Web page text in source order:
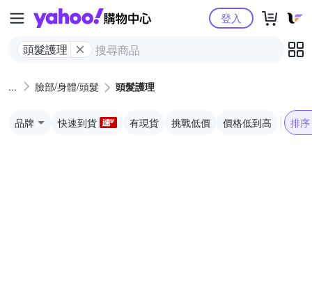
Yahoo購物中心
頭髮護理
登入
臉部/身體/頭髮 頭髮護理
品牌 快速到貨 有現貨 挑戰低價 價格低到高 排序